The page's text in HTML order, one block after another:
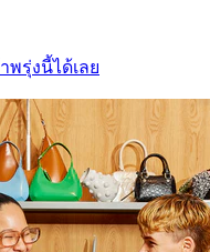
รุ่งนี้ได้เลย